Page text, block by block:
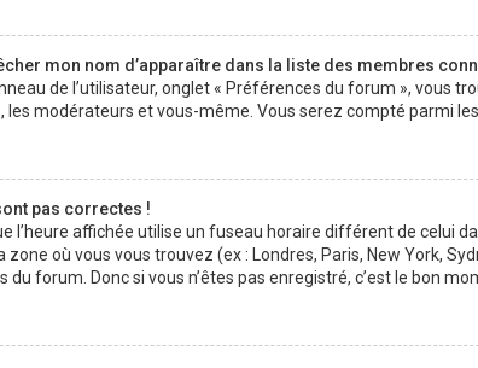
mon nom d’apparaître dans la liste des membres
de l’utilisateur, onglet « Préférences du forum », vous
les modérateurs et vous-même. Vous serez compté parmi
pas correctes !
l’heure affichée utilise un fuseau horaire différent de celui
zone où vous vous trouvez (ex : Londres, Paris, New York,
du forum. Donc si vous n’êtes pas enregistré, c’est le bon